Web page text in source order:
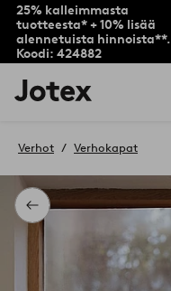
25% kalleimmasta
tuotteesta* + 10% lisää
alennetuista hinnoista**.
Koodi: 424882
Jotex-
logo
aloitussivulle
Takaisin
Verhot Verhokapat